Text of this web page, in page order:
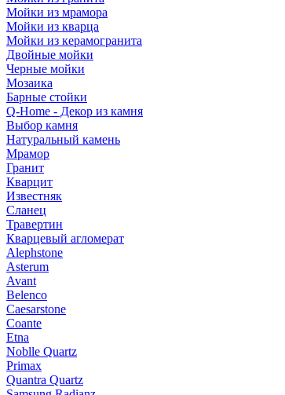
Мойки из мрамора
Мойки из кварца
Мойки из керамогранита
Двойные мойки
Черные мойки
Мозаика
Барные стойки
Q-Home - Декор из камня
Выбор камня
Натуральный камень
Мрамор
Гранит
Кварцит
Известняк
Сланец
Травертин
Кварцевый агломерат
Alephstone
Asterum
Avant
Belenco
Caesarstone
Coante
Etna
Noblle Quartz
Primax
Quantra Quartz